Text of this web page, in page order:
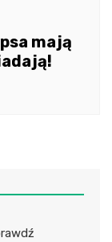
mają